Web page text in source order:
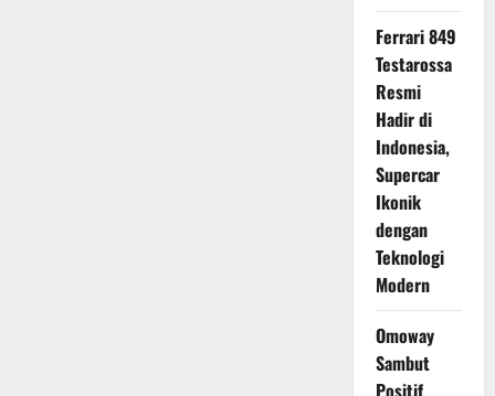
Ferrari 849
Testarossa
Resmi
Hadir di
Indonesia,
Supercar
Ikonik
dengan
Teknologi
Modern
Omoway
Sambut
Positif